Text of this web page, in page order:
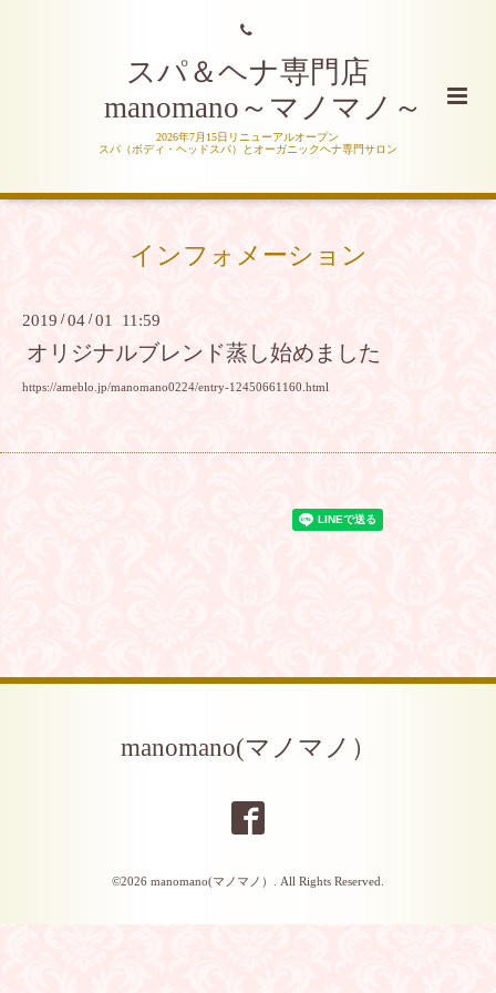
スパ＆ヘナ専門店
manomano～マノマノ～
2026年7月15日リニューアルオープン
スパ（ボディ・ヘッドスパ）とオーガニックヘナ専門サロン
インフォメーション
2019 /04 /01 11:59
オリジナルブレンド蒸し始めました
https://ameblo.jp/manomano0224/entry-12450661160.html
manomano(マノマノ）
©2026 manomano(マノマノ） . All Rights Reserved.